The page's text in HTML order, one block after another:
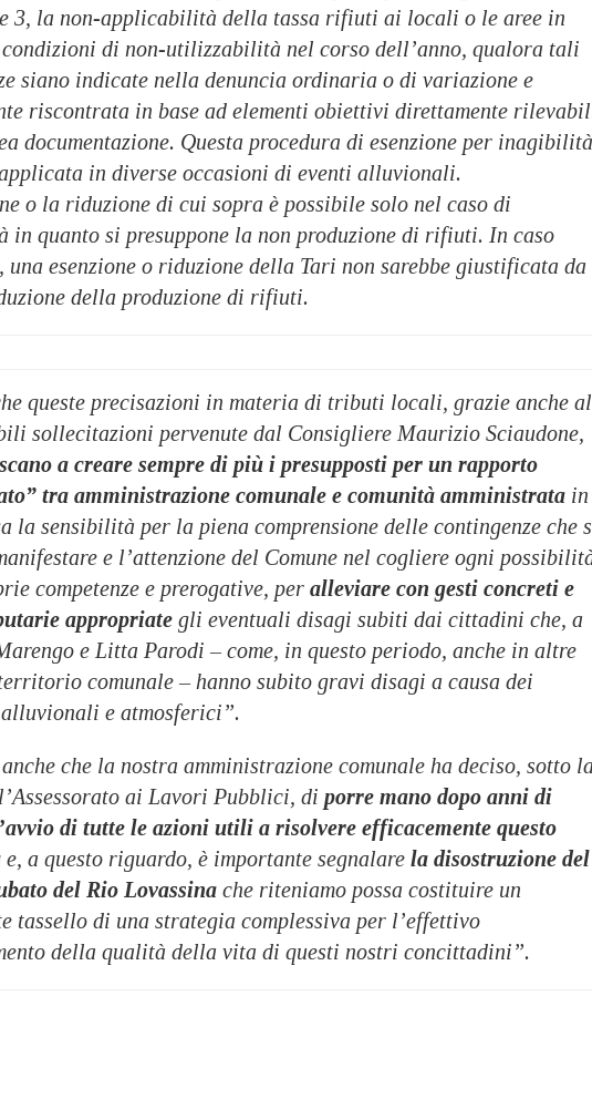
e 3, la non-applicabilità della tassa rifiuti ai locali o le aree in
di non-utilizzabilità nel corso dell’anno, qualora tali
siano indicate nella denuncia ordinaria o di variazione e
riscontrata in base ad elementi obiettivi direttamente
documentazione. Questa procedura di esenzione per
in diverse occasioni di eventi alluvionali.
o la riduzione di cui sopra è possibile solo nel caso di
in quanto si presuppone la non produzione di rifiuti. In caso
esenzione o riduzione della Tari non sarebbe giustificata da
della produzione di rifiuti.
queste precisazioni in materia di tributi locali, grazie anche
sollecitazioni pervenute dal Consigliere Maurizio Sciaudone,
a creare sempre di più i presupposti per un rapporto
tra amministrazione comunale e comunità amministrata in
la sensibilità per la piena comprensione delle contingenze che
e l’attenzione del Comune nel cogliere ogni
competenze e prerogative, per alleviare con gesti concreti e
appropriate gli eventuali disagi subiti dai cittadini che, a
e Litta Parodi – come, in questo periodo, anche in altre
comunale – hanno subito gravi disagi a causa dei
alluvionali e atmosferici”.
che la nostra amministrazione comunale ha deciso, sotto
ai Lavori Pubblici, di porre mano dopo anni di
di tutte le azioni utili a risolvere efficacemente questo
e, a questo riguardo, è importante segnalare la disostruzione del
del Rio Lovassina che riteniamo possa costituire un
tassello di una strategia complessiva per l’effettivo
della qualità della vita di questi nostri concittadini”.